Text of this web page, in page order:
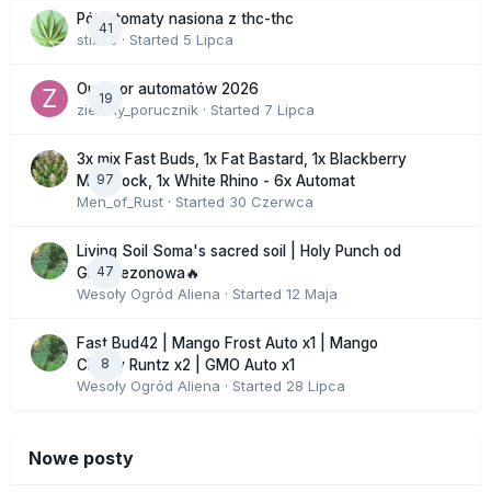
41
Półautomaty nasiona z thc-thc
stix33 · Started 5 Lipca
19
Outdoor automatów 2026
zielony_porucznik · Started 7 Lipca
97
3x mix Fast Buds, 1x Fat Bastard, 1x Blackberry
Moonrock, 1x White Rhino - 6x Automat
Men_of_Rust · Started 30 Czerwca
47
Living Soil Soma's sacred soil | Holy Punch od
GHS sezonowa🔥
Wesoły Ogród Aliena · Started 12 Maja
8
Fast Bud42 | Mango Frost Auto x1 | Mango
Cherry Runtz x2 | GMO Auto x1
Wesoły Ogród Aliena · Started 28 Lipca
Nowe posty